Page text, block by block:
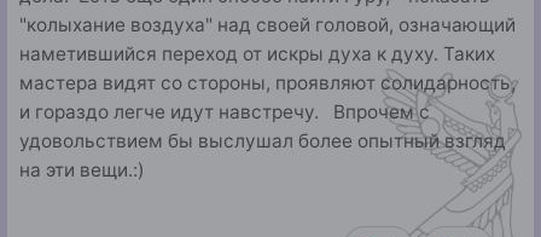
"колыхание воздуха" над своей головой, означающий
наметившийся переход от искры духа к духу. Таких
мастера видят со стороны, проявляют солидарность,
и гораздо легче идут навстречу. Впрочем с
удовольствием бы выслушал более опытный взгляд
на эти вещи.:)